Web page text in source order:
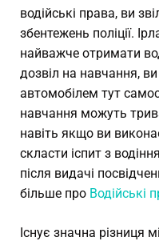
водійські права, ви
збентежень поліції.
найважче отримати
дозвіл на навчання,
автомобілем тут
навчання можуть
навіть якщо ви
скласти іспит з
після видачі
більше про Водійські
Існує значна різниця